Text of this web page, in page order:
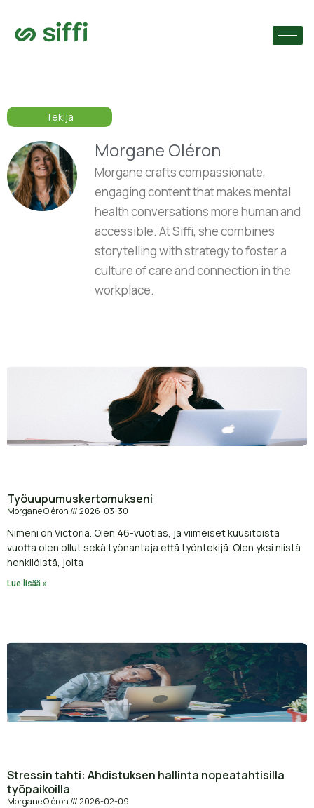
Tekijä
Morgane Oléron
Morgane crafts compassionate,
engaging content that makes mental
health conversations more human and
accessible. At Siffi, she combines
storytelling with strategy to foster a
culture of care and connection in the
workplace.
Työuupumuskertomukseni
Morgane Oléron 2026-03-30
Nimeni on Victoria. Olen 46-vuotias, ja viimeiset kuusitoista
vuotta olen ollut sekä työnantaja että työntekijä. Olen yksi niistä
henkilöistä, joita
Lue lisää »
Stressin tahti: Ahdistuksen hallinta nopeatahtisilla
työpaikoilla
Morgane Oléron 2026-02-09